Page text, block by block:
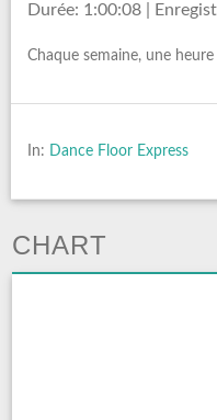
Durée: 1:00:08
Chaque semaine, une
In: Dance Floor Express
CHART